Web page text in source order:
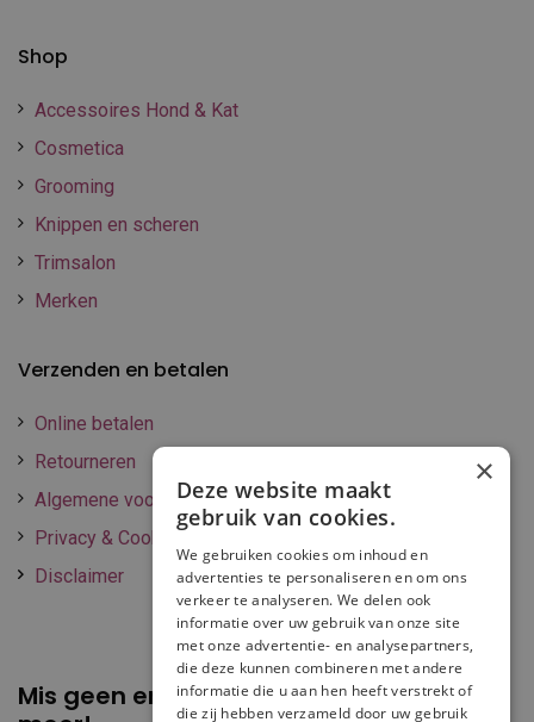
Shop
Accessoires Hond & Kat
Cosmetica
Grooming
Knippen en scheren
Trimsalon
Merken
Verzenden en betalen
Online betalen
Retourneren
Algemene voorwaarden
Privacy & Cookie policy
Disclaimer
Mis geen enkelepromotie of korting
×
Deze website maakt
gebruik van cookies.
We gebruiken cookies om inhoud en
advertenties te personaliseren en om ons
verkeer te analyseren. We delen ook
informatie over uw gebruik van onze site
met onze advertentie- en analysepartners,
die deze kunnen combineren met andere
informatie die u aan hen heeft verstrekt of
die zij hebben verzameld door uw gebruik